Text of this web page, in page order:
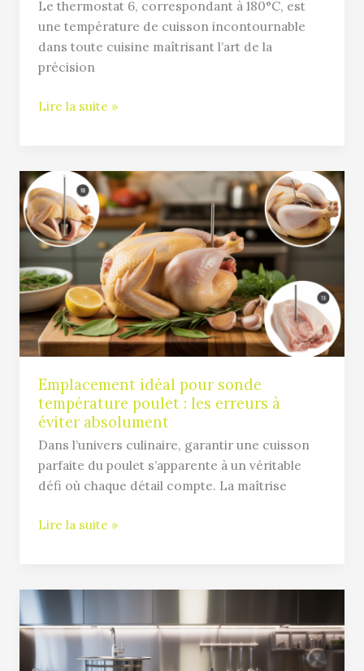
Le thermostat 6, correspondant à 180°C, est
une température de cuisson incontournable
dans toute cuisine maîtrisant l’art de la
précision
Lire la suite »
Emplacement idéal pour sonde
température poulet : les erreurs à
éviter absolument
Dans l’univers culinaire, garantir une cuisson
parfaite du poulet s’apparente à un véritable
défi où chaque détail compte. La maîtrise
Emplacement
idéal
pour
sonde
température
poulet
:
les
erreurs
éviter
absolument
Lire la suite »
Bac
gastro
inox